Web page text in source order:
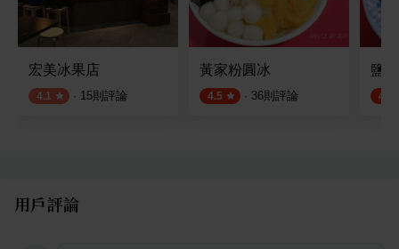
宏美冰果店
4.1 · 15則評論
黃家粉圓冰
4.5 · 36則評論
鹽
4.7
用戶評論